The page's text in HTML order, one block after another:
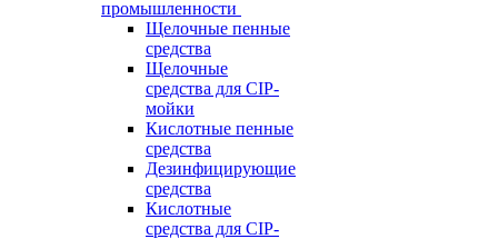
промышленности
Щелочные пенные
средства
Щелочные
средства для CIP-
мойки
Кислотные пенные
средства
Дезинфицирующие
средства
Кислотные
средства для CIP-